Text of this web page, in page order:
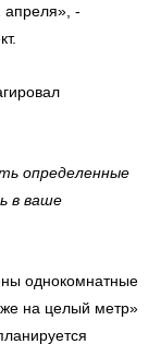
апреля», -
определенные
в ваше
однокомнатные
на целый метр»